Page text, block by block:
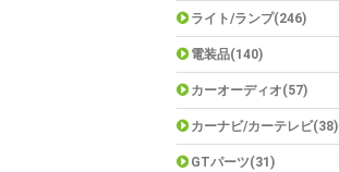
ライト/ランプ(246)
電装品(140)
カーオーディオ(57)
カーナビ/カーテレビ(38)
GTパーツ(31)